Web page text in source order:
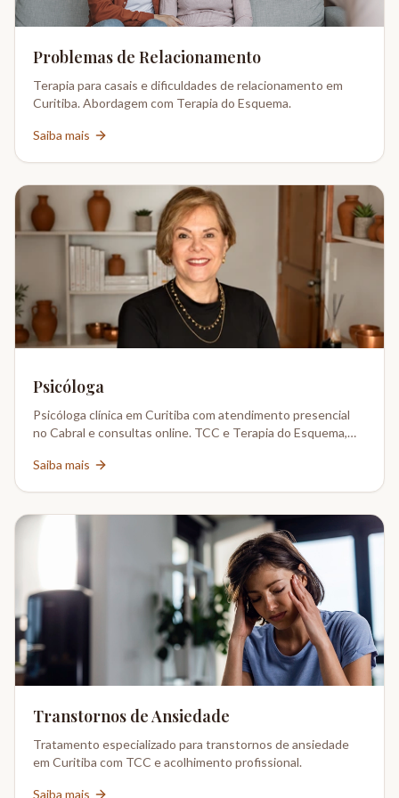
Problemas de Relacionamento
Terapia para casais e dificuldades de relacionamento em
Curitiba. Abordagem com Terapia do Esquema.
Saiba mais
Psicóloga
Psicóloga clínica em Curitiba com atendimento presencial
no Cabral e consultas online. TCC e Terapia do Esquema,
Saiba mais
Transtornos de Ansiedade
Tratamento especializado para transtornos de ansiedade
em Curitiba com TCC e acolhimento profissional.
Saiba mais